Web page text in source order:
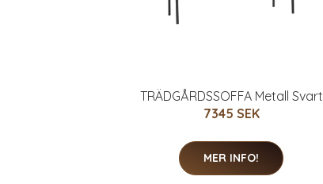
TRÄDGÅRDSSOFFA Metall Svart
7345 SEK
MER INFO!